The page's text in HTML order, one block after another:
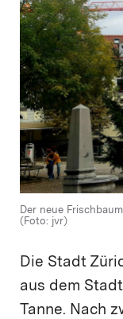
Der neue
(Foto: jvr)
Die Stadt
aus dem
Tanne. Nach